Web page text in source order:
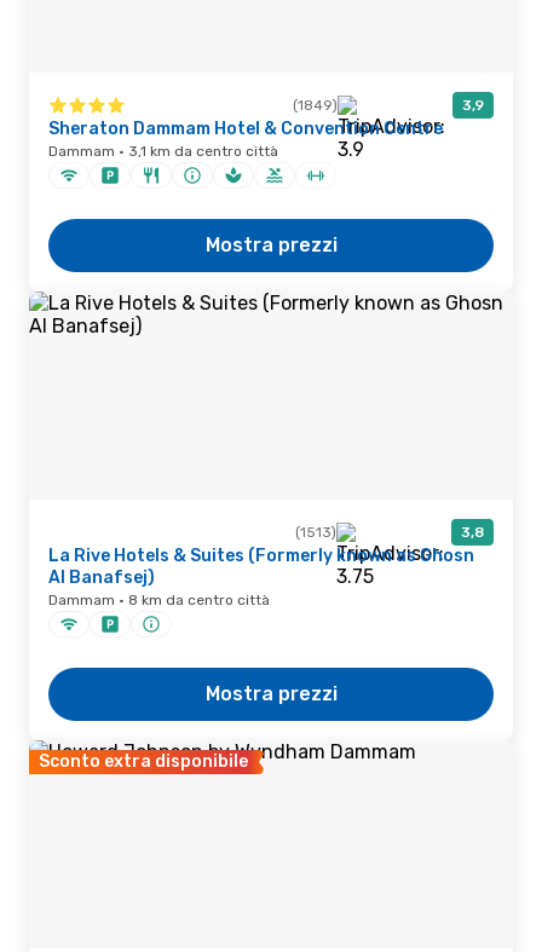
(1849) 3,9
Sheraton Dammam Hotel & Convention Centre
Dammam · 3,1 km da centro città
Mostra prezzi
(1513) 3,8
La Rive Hotels & Suites (Formerly known as Ghosn
Al Banafsej)
Dammam · 8 km da centro città
Mostra prezzi
Sconto extra disponibile